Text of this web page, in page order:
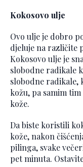
Kokosovo ulje
Ovo ulje je dobro
djeluje na različite
Kokosovo ulje je
slobodne radikale
slobodne radikale,
kožu, pa samim
kože.
Da biste koristili
kože, nakon
pilinga, svake
pet minuta.